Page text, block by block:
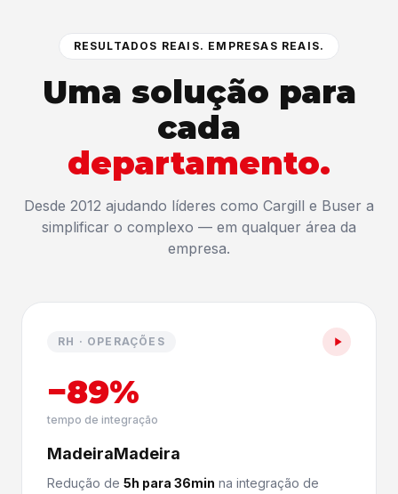
RESULTADOS REAIS. EMPRESAS REAIS.
Uma solução para
cada
departamento.
Desde 2012 ajudando líderes como Cargill e Buser a
simplificar o complexo — em qualquer área da
empresa.
RH · OPERAÇÕES
−89%
tempo de integração
MadeiraMadeira
Redução de 5h para 36min na integração de